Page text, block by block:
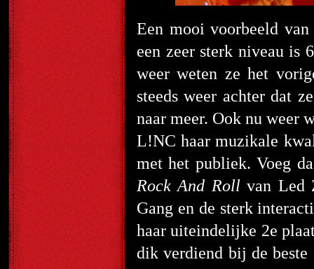
Een mooi voorbeeld
een zeer sterk niveau is
weer weten ze het
steeds weer achter dat
naar meer. Ook nu weer
L!NC haar muzikale
met het publiek. Voeg
Rock And Roll van Led
Gang en de sterk
haar uiteindelijke 2e
dik verdiend bij de beste